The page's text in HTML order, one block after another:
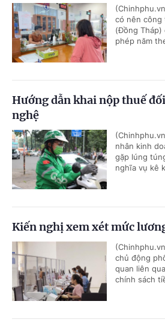
có nên công
(Đồng Tháp)
phép năm
Hướng dẫn khai nộp thuế
nghệ
nhân kinh
gặp lúng
nghĩa vụ kê
Kiến nghị xem xét mức
chủ động
quan liên
chính sách